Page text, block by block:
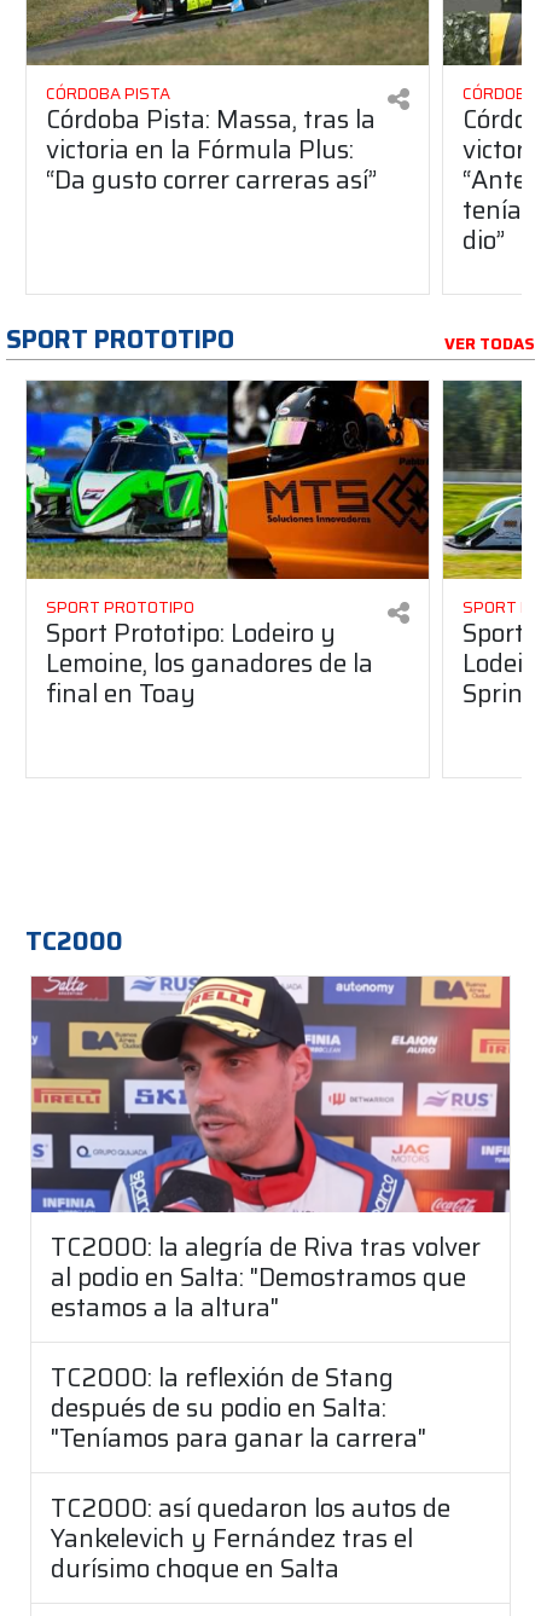
CÓRDOBA PISTA
Córdoba Pista: Massa, tras la
victoria en la Fórmula Plus:
“Da gusto correr carreras así”
dio”
SPORT PROTOTIPO VER TODAS
SPORT PROTOTIPO
Sport Prototipo: Lodeiro y
Lemoine, los ganadores de la
final en Toay
SPORT
Sport
Sprint
TC2000
TC2000: la alegría de Riva tras volver
al podio en Salta: "Demostramos que
estamos a la altura"
TC2000: la reflexión de Stang
después de su podio en Salta:
"Teníamos para ganar la carrera"
TC2000: así quedaron los autos de
Yankelevich y Fernández tras el
durísimo choque en Salta